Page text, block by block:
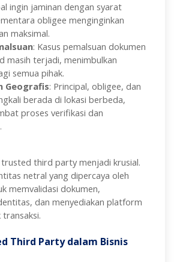
ingin jaminan dengan syarat
obligee menginginkan
maksimal.
: Kasus pemalsuan dokumen
masih terjadi, menimbulkan
semua pihak.
Geografis: Principal, obligee, dan
berada di lokasi berbeda,
proses verifikasi dan
trusted third party menjadi krusial.
netral yang dipercaya oleh
memvalidasi dokumen,
dan menyediakan platform
Third Party dalam Bisnis